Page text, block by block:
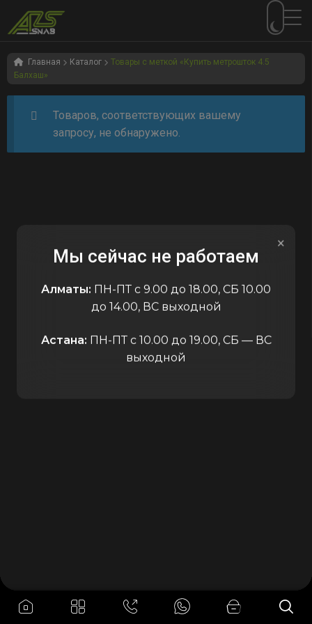
Перейти
Перейти
Главная Каталог
Товары с меткой «Купить метрошток 4.5
Балхаш»
Товаров, соответствующих вашему
запросу, не обнаружено.
×
Мы сейчас не работаем
Алматы: ПН-ПТ с 9.00 до 18.00, СБ 10.00
до 14.00, ВС выходной
Астана: ПН-ПТ с 10.00 до 19.00, СБ — ВС
выходной